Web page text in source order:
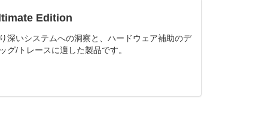
Edition
深いシステムへの洞察と、ハードウェア補助のデ
グ/トレースに適した製品です。